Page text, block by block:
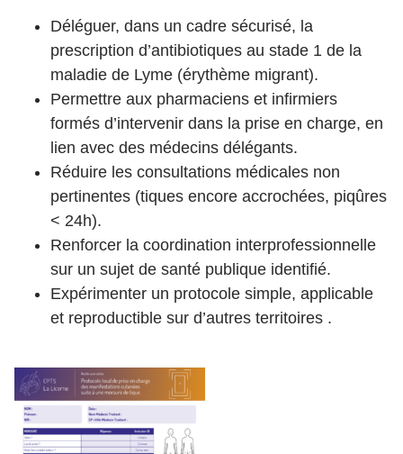
Déléguer, dans un cadre sécurisé, la
prescription d’antibiotiques au stade 1 de la
maladie de Lyme (érythème migrant).
Permettre aux pharmaciens et infirmiers
formés d’intervenir dans la prise en charge, en
lien avec des médecins délégants.
Réduire les consultations médicales non
pertinentes (tiques encore accrochées, piqûres
< 24h).
Renforcer la coordination interprofessionnelle
sur un sujet de santé publique identifié.
Expérimenter un protocole simple, applicable
et reproductible sur d’autres territoires .